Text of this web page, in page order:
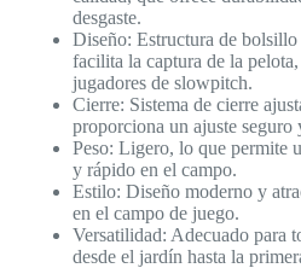
desgaste.
Diseño: Estructura de
facilita la captura de la
jugadores de slowpitch.
Cierre: Sistema de cierre
proporciona un ajuste seguro
Peso: Ligero, lo que permite
y rápido en el campo.
Estilo: Diseño moderno y
en el campo de juego.
Versatilidad: Adecuado para
desde el jardín hasta la